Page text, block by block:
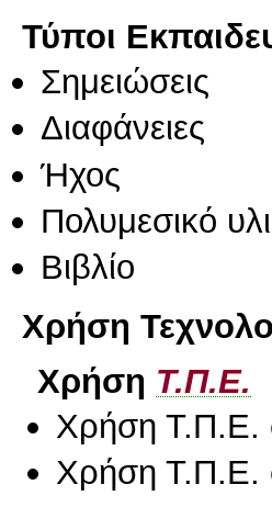
Τύποι
Σημειώσεις
Διαφάνειες
Ήχος
Πολυμεσικό
Βιβλίο
Χρήση
Χρήση Τ.Π.Ε.
Χρήση Τ.Π.Ε.
Χρήση Τ.Π.Ε.